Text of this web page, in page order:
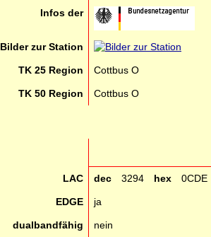
Infos der
Bilder zur Station
TK 25 Region Cottbus O
TK 50 Region Cottbus O
LAC dec 3294 hex 0CDE
EDGE ja
dualbandfähig nein